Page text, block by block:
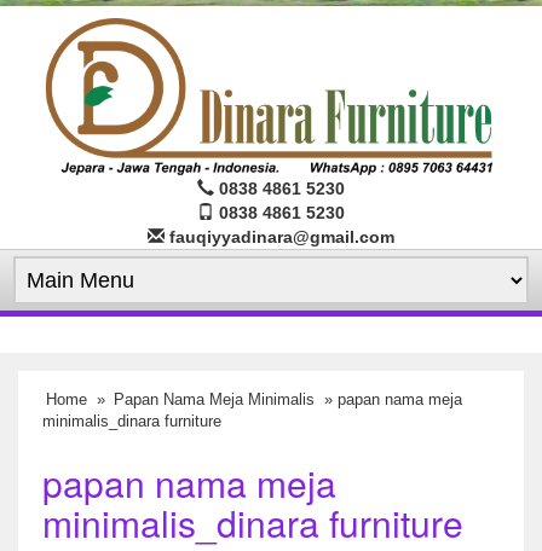
0838 4861 5230
0838 4861 5230
fauqiyyadinara@gmail.com
Home » Papan Nama Meja Minimalis » papan nama meja
minimalis_dinara furniture
papan nama meja
minimalis_dinara furniture